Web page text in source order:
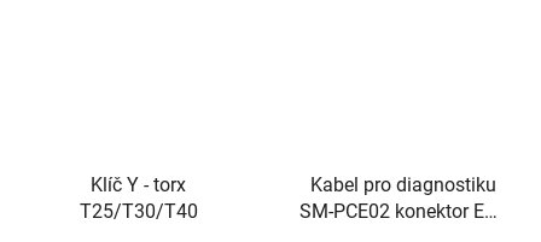
Klíč Y - torx
T25/T30/T40
Kabel pro diagnostiku
SM-PCE02 konektor EW-